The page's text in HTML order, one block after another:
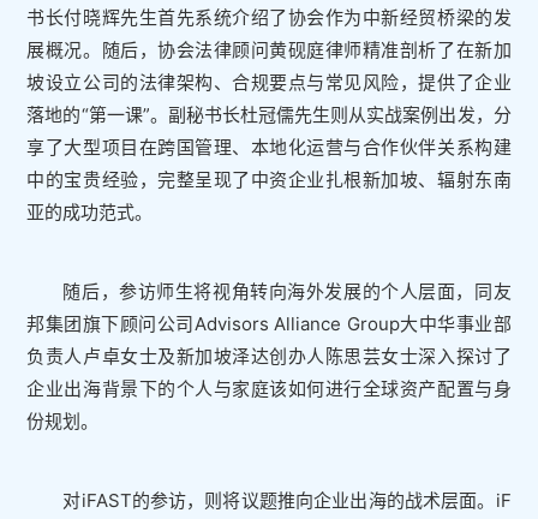
书长付晓辉先生首先系统介绍了协会作为中新经贸桥梁的发
展概况。随后，协会法律顾问黄砚庭律师精准剖析了在新加
坡设立公司的法律架构、合规要点与常见风险，提供了企业
落地的“第一课”。副秘书长杜冠儒先生则从实战案例出发，分
享了大型项目在跨国管理、本地化运营与合作伙伴关系构建
中的宝贵经验，完整呈现了中资企业扎根新加坡、辐射东南
亚的成功范式。
随后，参访师生将视角转向海外发展的个人层面，同友
邦集团旗下顾问公司Advisors Alliance Group大中华事业部
负责人卢卓女士及新加坡泽达创办人陈思芸女士深入探讨了
企业出海背景下的个人与家庭该如何进行全球资产配置与身
份规划。
对iFAST的参访，则将议题推向企业出海的战术层面。iF